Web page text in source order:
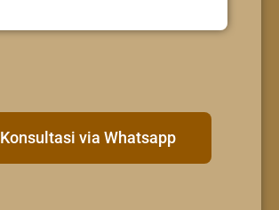
Konsultasi via Whatsapp